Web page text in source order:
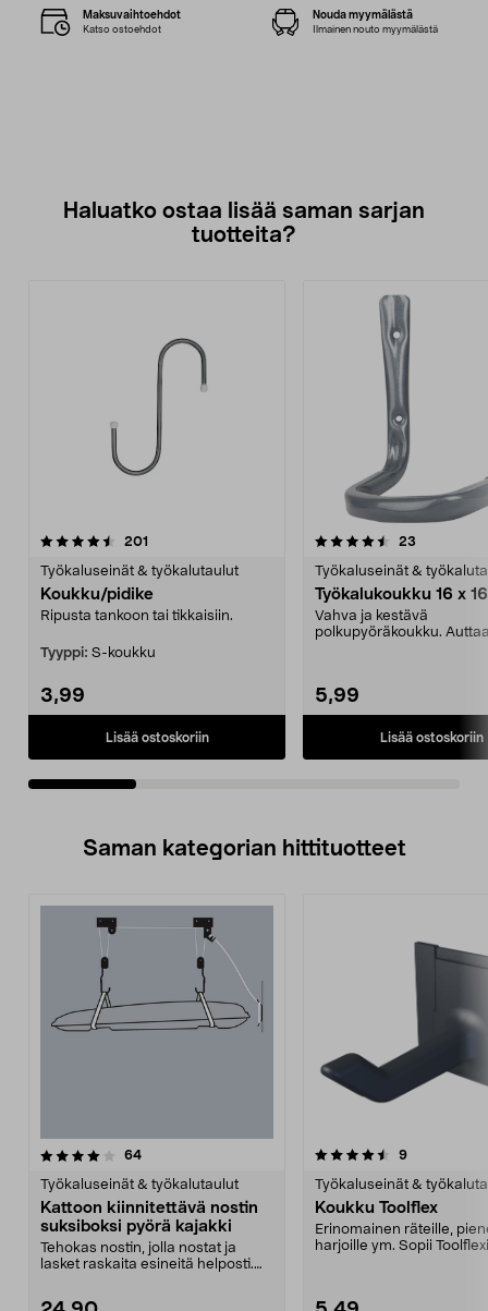
Maksuvaihtoehdot
Katso ostoehdot
Nouda myymälästä
Ilmainen nouto myymälästä
Haluatko ostaa lisää saman sarjan
tuotteita?
201
Työkaluseinät & työkalutaulut
Koukku/pidike
Ripusta tankoon tai tikkaisiin.
Tyyppi: S-koukku
3,99
Lisää ostoskoriin
4.5viidestä
23
Työkaluseinät &
Työkalukoukku 16 x
Vahva ja kestävä
polkupyöräkoukku.
5,99
Lisää ostoskoriin
4.5viidestä
Saman kategorian hittituotteet
64arvostelut
Työkaluseinät & työkalutaulut
Kattoon kiinnitettävä nostin
suksiboksi pyörä kajakki
Tehokas nostin, jolla nostat ja
lasket raskaita esineitä helposti.
4.5 viidestä
9arvostelut
Työkaluseinät &
Koukku Toolflex
Erinomainen räteille,
harjoille ym. Sopii
4.5 viidestä